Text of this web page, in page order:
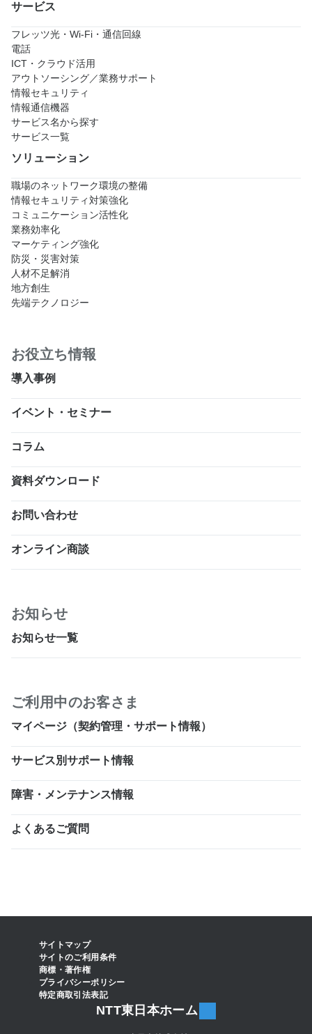
サービス
フレッツ光・Wi-Fi・通信回線
電話
ICT・クラウド活用
アウトソーシング／業務サポート
情報セキュリティ
情報通信機器
サービス名から探す
サービス一覧
ソリューション
職場のネットワーク環境の整備
情報セキュリティ対策強化
コミュニケーション活性化
業務効率化
マーケティング強化
防災・災害対策
人材不足解消
地方創生
先端テクノロジー
お役立ち情報
導入事例
イベント・セミナー
コラム
資料ダウンロード
お問い合わせ
オンライン商談
お知らせ
お知らせ一覧
ご利用中のお客さま
マイページ（契約管理・サポート情報）
サービス別サポート情報
障害・メンテナンス情報
よくあるご質問
サイトマップ
サイトのご利用条件
商標・著作権
プライバシーポリシー
特定商取引法表記
NTT東日本ホーム